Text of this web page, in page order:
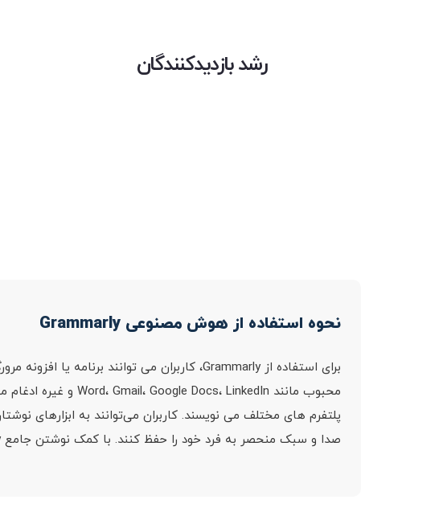
رشد بازدیدکنندگان
نحوه استفاده از هوش مصنوعی Grammarly
صدا و سبک منحصر به فرد خود را حفظ کنند. با کمک نوشتن جامع Grammarly، کاربران می توانند با اطمینان و موثر بنویسند.